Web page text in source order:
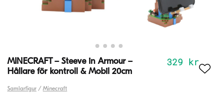
MINECRAFT – Steeve in Armour –
Hållare för kontroll & Mobil 20cm
329 kr
Samlarfigur / Minecraft